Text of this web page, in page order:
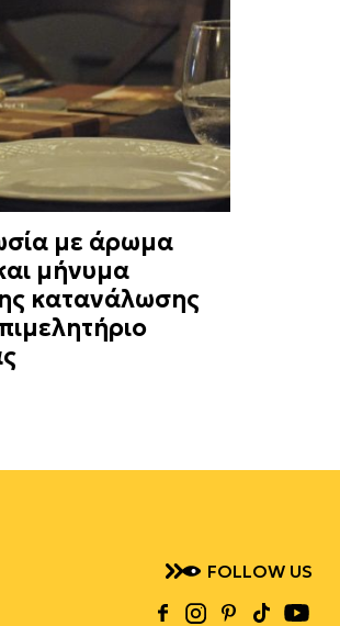
με άρωμα
μήνυμα
κατανάλωσης
FOLLOW US